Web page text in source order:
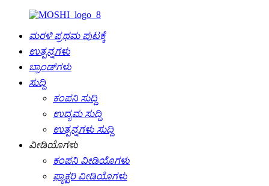
ಮರಳಿ ಪ್ರಥಮ ಪುಟಕ್ಕೆ
ಉತ್ಪನ್ನಗಳು
ಬ್ರಾಂಡ್‌ಗಳು
ಸುದ್ದಿ
ಕಂಪನಿ ಸುದ್ದಿ
ಉದ್ಯಮ ಸುದ್ದಿ
ಉತ್ಪನ್ನಗಳು ಸುದ್ದಿ
ವೀಡಿಯೊಗಳು
ಕಂಪನಿ ವೀಡಿಯೊಗಳು
ಫ್ಯಾಕ್ಟರಿ ವೀಡಿಯೊಗಳು